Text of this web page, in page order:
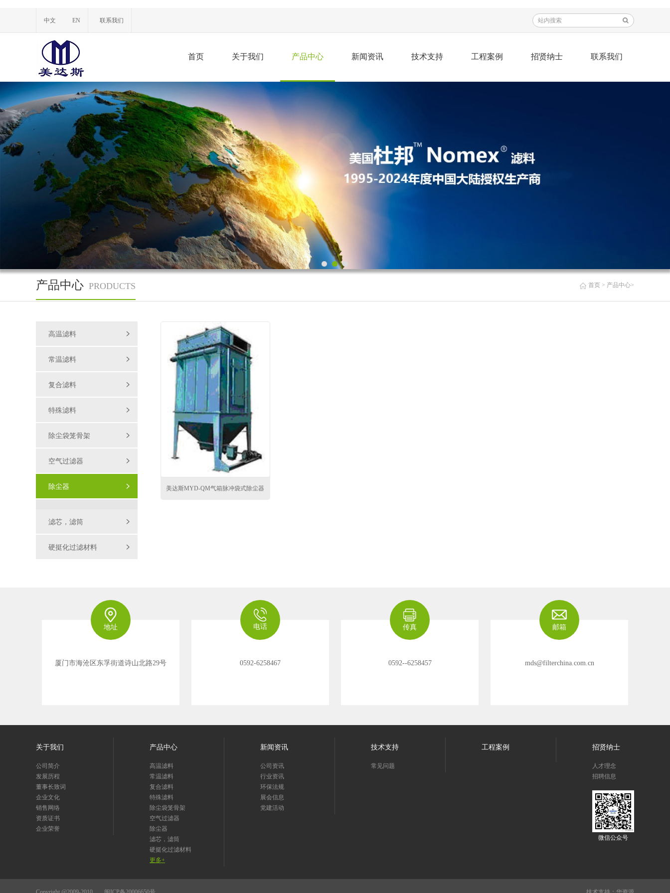
中文 EN 联系我们
首页 关于我们 产品中心 新闻资讯 技术支持 工程案例 招贤纳士 联系我们
产品中心 PRODUCTS 首页 > 产品中心>
高温滤料
常温滤料
复合滤料
特殊滤料
除尘袋笼骨架
空气过滤器
除尘器
滤芯，滤筒
硬挺化过滤材料
美达斯MYD-QM气箱脉冲袋式除尘器
地址
厦门市海沧区东孚街道诗山北路29号
电话
0592-6258467
传真
0592--6258457
邮箱
mds@filterchina.com.cn
关于我们
公司简介
发展历程
董事长致词
企业文化
销售网络
资质证书
企业荣誉
产品中心
高温滤料
常温滤料
复合滤料
特殊滤料
除尘袋笼骨架
空气过滤器
除尘器
滤芯，滤筒
硬挺化过滤材料
更多+
新闻资讯
公司资讯
行业资讯
环保法规
展会信息
党建活动
技术支持
常见问题
工程案例 招贤纳士
人才理念
招聘信息
微信公众号